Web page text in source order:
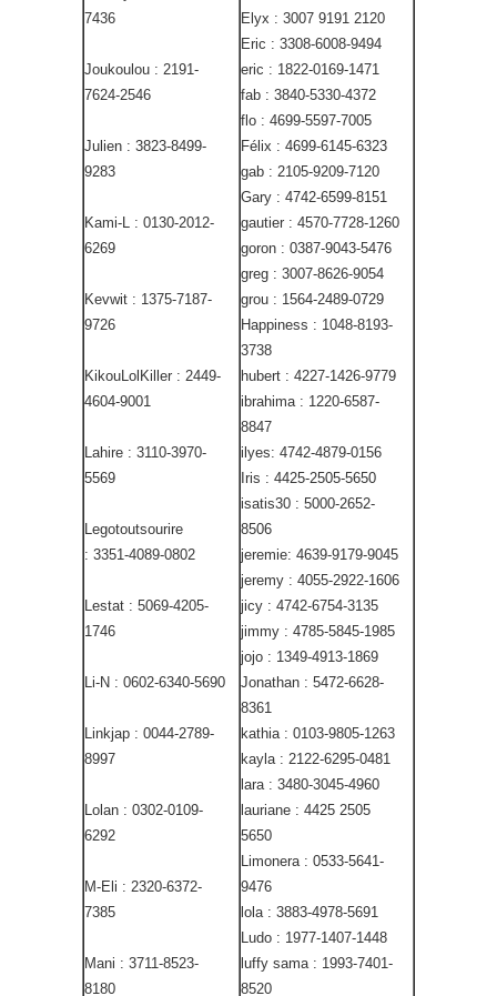
7436
Joukoulou : 2191-
7624-2546
Julien : 3823-8499-
9283
Kami-L : 0130-2012-
6269
Kevwit : 1375-7187-
9726
KikouLolKiller : 2449-
4604-9001
Lahire : 3110-3970-
5569
Legotoutsourire
: 3351-4089-0802
Lestat : 5069-4205-
1746
Li-N : 0602-6340-5690
Linkjap : 0044-2789-
8997
Lolan : 0302-0109-
6292
M-Eli : 2320-6372-
7385
Mani : 3711-8523-
8180
Elyx : 3007 9191 2120
Eric : 3308-6008-9494
eric : 1822-0169-1471
fab : 3840-5330-4372
flo : 4699-5597-7005
Félix : 4699-6145-6323
gab : 2105-9209-7120
Gary : 4742-6599-8151
gautier : 4570-7728-1260
goron : 0387-9043-5476
greg : 3007-8626-9054
grou : 1564-2489-0729
Happiness : 1048-8193-
3738
hubert : 4227-1426-9779
ibrahima : 1220-6587-
8847
ilyes: 4742-4879-0156
Iris : 4425-2505-5650
isatis30 : 5000-2652-
8506
jeremie: 4639-9179-9045
jeremy : 4055-2922-1606
jicy : 4742-6754-3135
jimmy : 4785-5845-1985
jojo : 1349-4913-1869
Jonathan : 5472-6628-
8361
kathia : 0103-9805-1263
kayla : 2122-6295-0481
lara : 3480-3045-4960
lauriane : 4425 2505
5650
Limonera : 0533-5641-
9476
lola : 3883-4978-5691
Ludo : 1977-1407-1448
luffy sama : 1993-7401-
8520